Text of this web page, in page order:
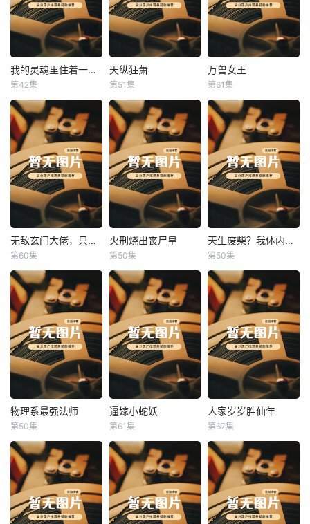
我的灵魂里住着一条龙 我的灵魂里住着一条龙
第42集
天纵狂萧
天纵狂萧
第51集
万兽女王
万兽女王
第61集
无敌玄门大佬，只听姐姐的话 无敌玄门大佬，只听姐姐的话
第60集
火刑烧出丧尸皇
火刑烧出丧尸皇
第50集
天生废柴？我体内有神血 天生废柴？我体内有神血
第50集
物理系最强法师
物理系最强法师
第50集
逼嫁小蛇妖
逼嫁小蛇妖
第61集
人家岁岁胜仙年
人家岁岁胜仙年
第67集